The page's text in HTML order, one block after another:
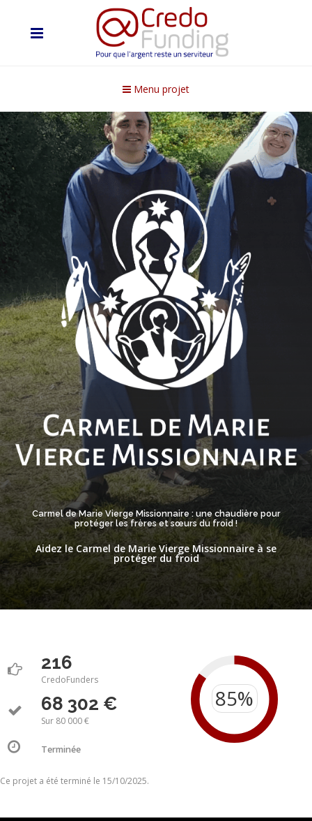
Menu projet
Carmel de Marie Vierge Missionnaire : une chaudière pour
protéger les frères et sœurs du froid !
Aidez le Carmel de Marie Vierge Missionnaire à se
protéger du froid
216
CredoFunders
68 302 €
Sur 80 000 €
Terminée
Ce projet a été terminé le 15/10/2025.